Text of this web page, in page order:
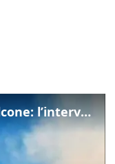
Incendio tra Duino e Monfalcone: l’intervento dei vigili del fuoco